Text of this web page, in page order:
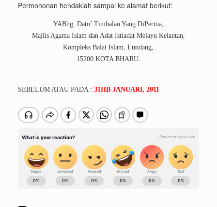
Permohonan hendaklah sampai ke alamat berikut:
YABhg. Dato’ Timbalan Yang DiPertua,
Majlis Agama Islam dan Adat Istiadat Melayu Kelantan,
Kompleks Balai Islam, Lundang,
15200 KOTA BHARU.
SEBELUM ATAU PADA : 31HB JANUARI, 2011